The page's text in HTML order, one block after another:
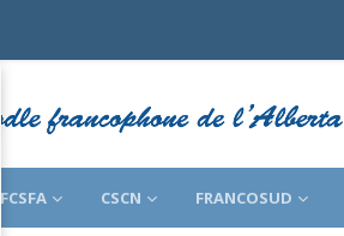
FCSFA CSCN FRANCOSUD